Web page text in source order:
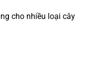
cho nhiều loại cây